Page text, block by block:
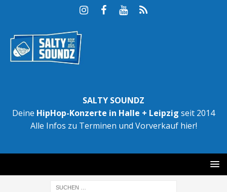
SALTY SOUNDZ
Deine HipHop-Konzerte in Halle + Leipzig seit 2014
Alle Infos zu Terminen und Vorverkauf hier!